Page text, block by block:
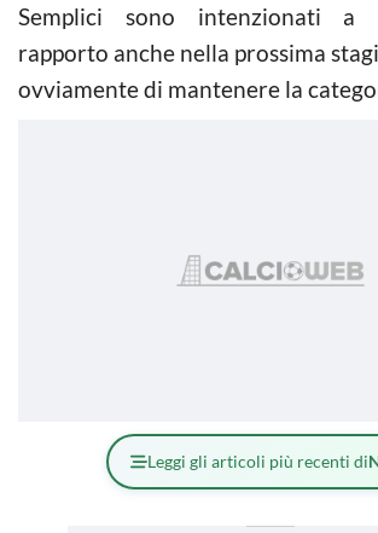
Semplici sono intenzionati a
rapporto anche nella prossima
ovviamente di mantenere la
Leggi gli articoli più recenti di